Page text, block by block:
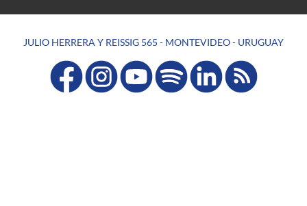
JULIO HERRERA Y REISSIG 565 - MONTEVIDEO - URUGUAY